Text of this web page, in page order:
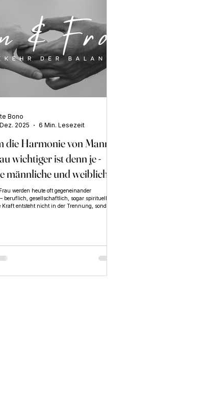
Persönliche Entwicklung
Energetische Arbeit
Achtsamkeit & Übergänge
die Harmonie von Mann
wichtiger ist denn je -
männliche und weibliche
darin wirkt
werden heute oft gegeneinander
beruflich, gesellschaftlich, sogar spirituell.
Kraft entsteht nicht in der Trennung, sondern
Bono
2025
6 Min. Lesezeit